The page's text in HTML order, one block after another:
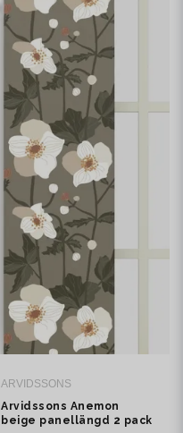
ARVIDSSONS
Arvidssons Anemon
beige panellängd 2 pack